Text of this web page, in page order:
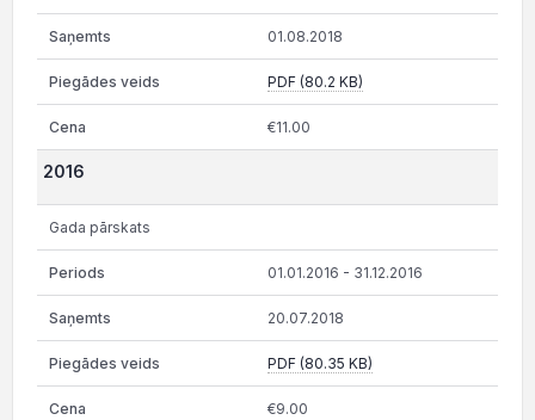
01.08.2018
PDF (80.2 KB)
€11.00
2016
Gada pārskats
01.01.2016 - 31.12.2016
20.07.2018
PDF (80.35 KB)
€9.00